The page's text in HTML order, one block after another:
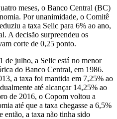
meses, o Banco Central (BC)
Por unanimidade, o Comitê
a taxa Selic para 6% ao ano,
A decisão surpreendeu os
corte de 0,25 ponto.
de julho, a Selic está no menor
do Banco Central, em 1986.
a taxa foi mantida em 7,25% ao
até alcançar 14,25% ao
de 2016, o Copom voltou a
até que a taxa chegasse a 6,5%
então, a taxa não tinha sido